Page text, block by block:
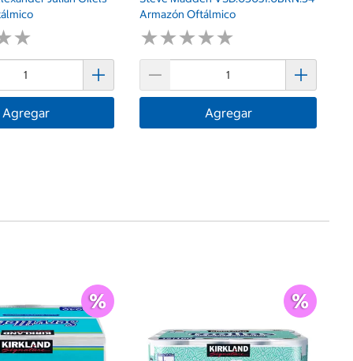
★
★
Agregar
Armazón Oftálmico
★★★★★
★★★★★
Agregar